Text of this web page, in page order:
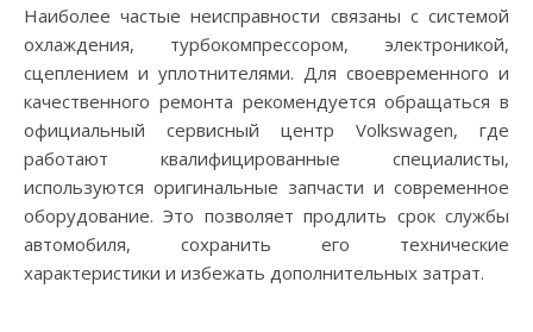
Наиболее частые неисправности связаны с системой
охлаждения, турбокомпрессором, электроникой,
сцеплением и уплотнителями. Для своевременного и
качественного ремонта рекомендуется обращаться в
официальный сервисный центр Volkswagen, где
работают квалифицированные специалисты,
используются оригинальные запчасти и современное
оборудование. Это позволяет продлить срок службы
автомобиля, сохранить его технические
характеристики и избежать дополнительных затрат.